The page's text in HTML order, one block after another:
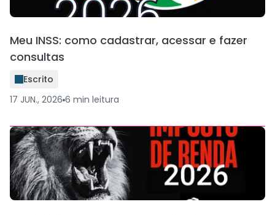
Meu INSS: como cadastrar, acessar e fazer
consultas
Escrito
17 JUN., 2026 6 min leitura